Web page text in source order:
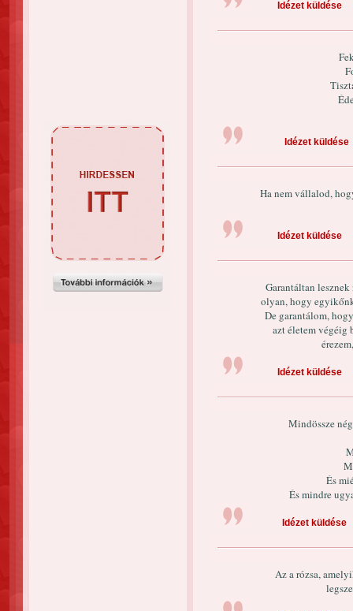
Idézet küldése
Idézet küldése
Ha nem vállalod,
Idézet küldése
Garantáltan
olyan, hogy
De garantálom,
azt életem végéig
Idézet küldése
Mindössze
És
És mindre
Idézet küldése
Az a rózsa,